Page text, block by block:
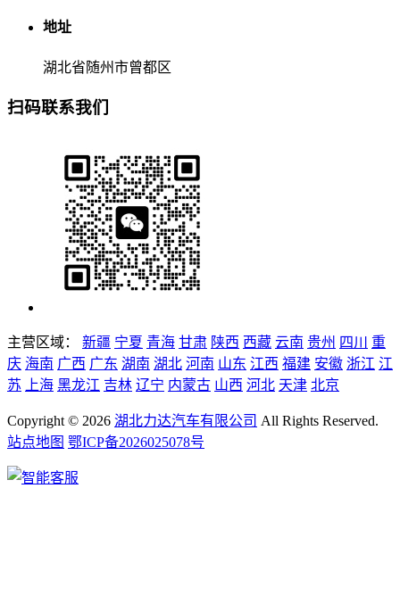
地址
湖北省随州市曾都区
扫码联系我们
主营区域： 新疆 宁夏 青海 甘肃 陕西 西藏 云南 贵州 四川
重
庆 海南 广西 广东 湖南 湖北 河南 山东 江西 福建 安徽 浙江 江
苏 上海 黑龙江 吉林 辽宁 内蒙古 山西 河北 天津 北京
Copyright © 2026 湖北力达汽车有限公司 All Rights Reserved.
站点地图 鄂ICP备2026025078号